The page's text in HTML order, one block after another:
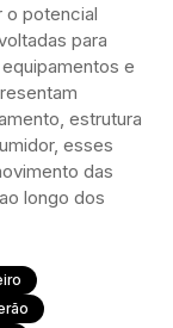
o potencial
para
e
estrutura
esses
das
longo dos